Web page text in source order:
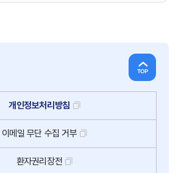
개인정보처리방침
이메일 무단 수집 거부
환자권리장전